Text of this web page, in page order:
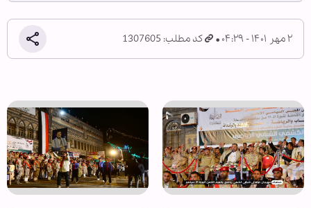
۲ مهر ۱۴۰۱ - ۰۴:۲۹ کد مطلب: 1307605